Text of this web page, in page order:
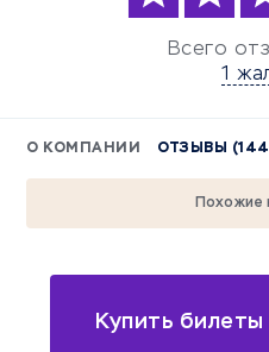
Всего
1
О КОМПАНИИ ОТЗЫВЫ
Похожие
Купить